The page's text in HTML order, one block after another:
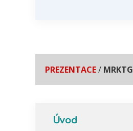
PREZENTACE/ MRKTG
Úvod